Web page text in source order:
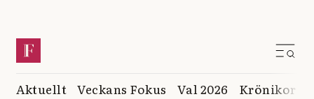
Aktuellt Veckans Fokus Val 2026 Krönikor